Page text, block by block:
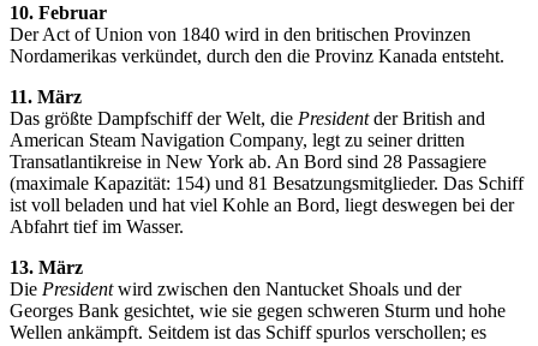
10. Februar
Der Act of Union von 1840 wird in den britischen Provinzen
Nordamerikas verkündet, durch den die Provinz Kanada entsteht.
11. März
Das größte Dampfschiff der Welt, die Presidentder British and
American Steam Navigation Company, legt zu seiner dritten
Transatlantikreise in New York ab. An Bord sind 28 Passagiere
(maximale Kapazität: 154) und 81 Besatzungsmitglieder. Das Schiff
ist voll beladen und hat viel Kohle an Bord, liegt deswegen bei der
Abfahrt tief im Wasser.
13. März
Die Presidentwird zwischen den Nantucket Shoals und der
Georges Bank gesichtet, wie sie gegen schweren Sturm und hohe
Wellen ankämpft. Seitdem ist das Schiff spurlos verschollen; es